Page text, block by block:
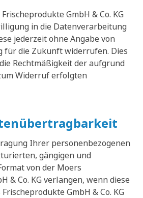
GmbH & Co. KG
in die Datenverarbeitung
jederzeit ohne Angabe von
für die Zukunft widerrufen. Dies
Rechtmäßigkeit der aufgrund
Widerruf erfolgten
Ihrer personenbezogenen
gängigen und
von der Moers
& Co. KG verlangen, wenn diese
GmbH & Co. KG